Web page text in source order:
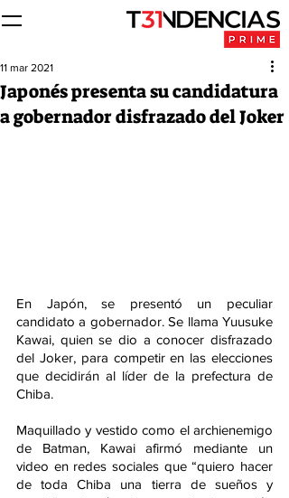
Japonés presenta su candidatura
a gobernador disfrazado del Joker
11 mar 2021
En Japón, se presentó un peculiar
candidato a gobernador. Se llama Yuusuke
Kawai, quien se dio a conocer disfrazado
del Joker, para competir en las elecciones
que decidirán al líder de la prefectura de
Chiba.
Maquillado y vestido como el archienemigo
de Batman, Kawai afirmó mediante un
video en redes sociales que “quiero hacer
de toda Chiba una tierra de sueños y